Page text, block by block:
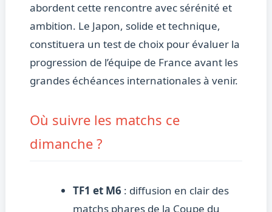
abordent cette rencontre avec sérénité et
ambition. Le Japon, solide et technique,
constituera un test de choix pour évaluer la
progression de l’équipe de France avant les
grandes échéances internationales à venir.
Où suivre les matchs ce
dimanche ?
TF1 et M6: diffusion en clair des
matchs phares de la Coupe du